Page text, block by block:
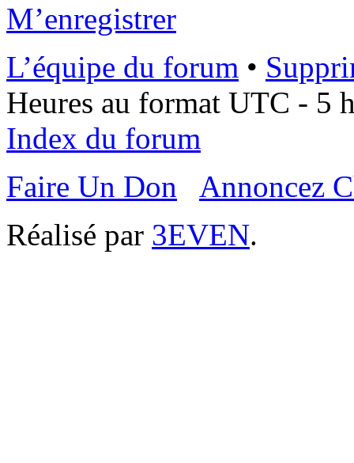
M’enregistrer
L’équipe du forum •
Heures au format UTC - 5
Index du forum
Faire Un Don
Annoncez
Réalisé par 3EVEN.